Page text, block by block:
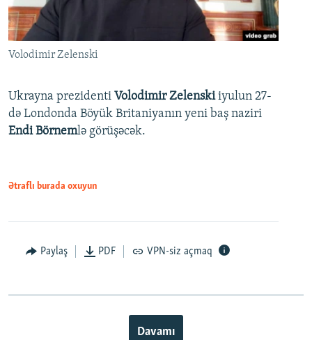
Volodimir Zelenski
Ukrayna prezidenti Volodimir Zelenskiiyulun 27-
də Londonda Böyük Britaniyanın yeni baş naziri
Endi Börnemlə görüşəcək.
Ətraflı burada oxuyun
Paylaş PDF VPN-siz açmaq
Davamı